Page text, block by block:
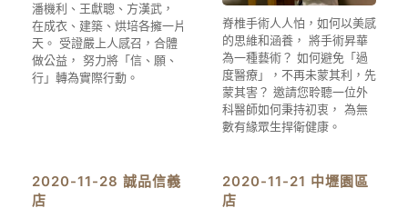
潘機利、王獻聰、方漢武，
在成衣、建築、烘培各擁一片
天。 受證嚴上人感召，合體
做公益， 努力將「信、願、
行」轉為實際行動。
脊椎手術人人怕，如何以美感
的思維和涵養， 將手術昇華
為一種藝術？ 如何避免「過
度醫療」，不再未蒙其利，先
蒙其害？ 邀請您聆聽一位外
科醫師如何秉持初衷， 為無
數有緣眾生捍衛健康。
2020-11-28 誠品信義
店
2020-11-21 中壢園區
店